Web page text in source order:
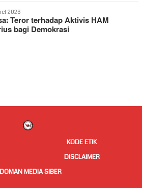
2026
Teror terhadap Aktivis HAM
bagi Demokrasi
KODE ETIK
DISCLAIMER
MEDIA SIBER